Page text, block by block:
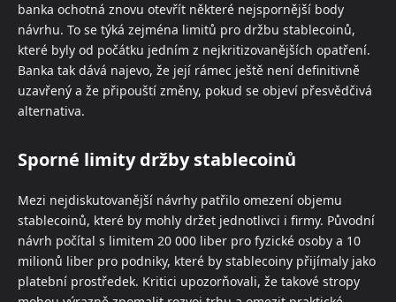
banka ochotná znovu otevřít některé nejspornější body
návrhu. To se týká zejména limitů pro držbu stablecoinů,
které byly od počátku jedním z nejkritizovanějších opatření.
Banka tak dává najevo, že její rámec ještě není definitivně
uzavřený a že připouští změny, pokud se objeví přesvědčivá
alternativa.
Sporné limity držby stablecoinů
Mezi nejdiskutovanější návrhy patřilo omezení objemu
stablecoinů, které by mohly držet jednotlivci i firmy. Původní
návrh počítal s limitem 20 000 liber pro fyzické osoby a 10
milionů liber pro podniky, které by stablecoiny přijímaly jako
platební prostředek. Kritici upozorňovali, že takové stropy